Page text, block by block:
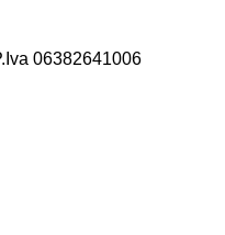
06382641006